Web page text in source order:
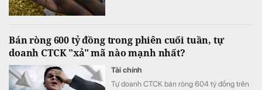
Bán ròng 600 tỷ đồng trong phiên cuối tuần, tự
doanh CTCK "xả" mã nào mạnh nhất?
Tài chính
Tự doanh CTCK bán ròng 604 tỷ đồng trên